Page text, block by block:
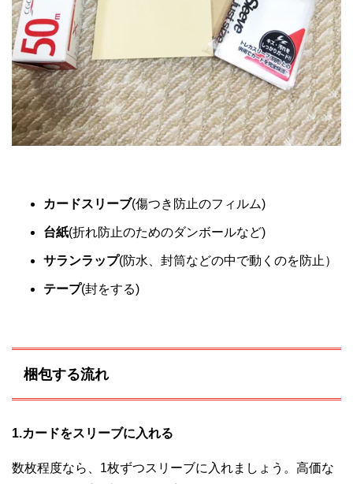
カードスリーブ(傷つき防止のフィルム)
台紙(折れ防止のためのダンボールなど)
サランラップ(防水、封筒などの中で動くのを防止）
テープ(封をする)
梱包する流れ
1.カードをスリーブに入れる
数枚程度なら、1枚ずつスリーブに入れましょう。高価な